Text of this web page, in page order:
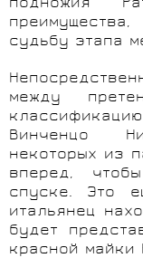
подножия
судьбу этапа
между
Винченцо
некоторых из
вперед,
спуске. Это
итальянец
будет
красной майки